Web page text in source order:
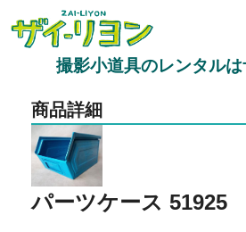
撮影小道具のレンタル
商品詳細
パーツケース 51925